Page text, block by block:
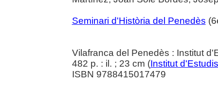
Seminari d'Història del Penedès
Vilafranca del Penedès : Institut
482 p. : il. ; 23 cm (Institut
ISBN 9788415017479